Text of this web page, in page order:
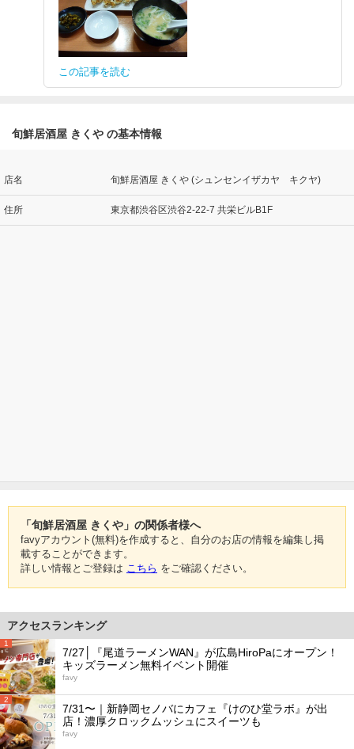
この記事を読む
旬鮮居酒屋 きくや の基本情報
店名 旬鮮居酒屋 きくや (シュンセンイザカヤ キクヤ)
住所 東京都渋谷区渋谷2-22-7 共栄ビルB1F
「旬鮮居酒屋 きくや」の関係者様へ
favyアカウント(無料)を作成すると、自分のお店の情報を編集し掲
載することができます。
詳しい情報とご登録は こちら をご確認ください。
アクセスランキング
1
7/27│『尾道ラーメンWAN』が広島HiroPaにオープン！
キッズラーメン無料イベント開催
favy
2
7/31〜｜新静岡セノバにカフェ『けのひ堂ラボ』が出
店！濃厚クロックムッシュにスイーツも
favy